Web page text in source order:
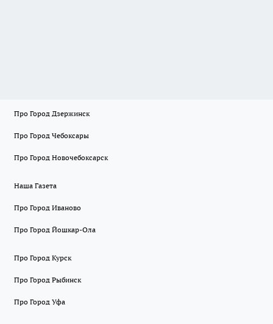
Про Город Дзержинск
Про Город Чебоксары
Про Город Новочебоксарск
Наша Газета
Про Город Иваново
Про Город Йошкар-Ола
Про Город Курск
Про Город Рыбинск
Про Город Уфа